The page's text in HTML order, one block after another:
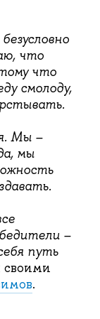
что
что
смолоду,
Мы –
мы
–
путь
своими
.